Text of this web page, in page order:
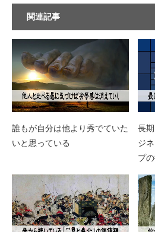
関連記事
誰もが自分は他より秀でていた
いと思っている
長
ジ
プ